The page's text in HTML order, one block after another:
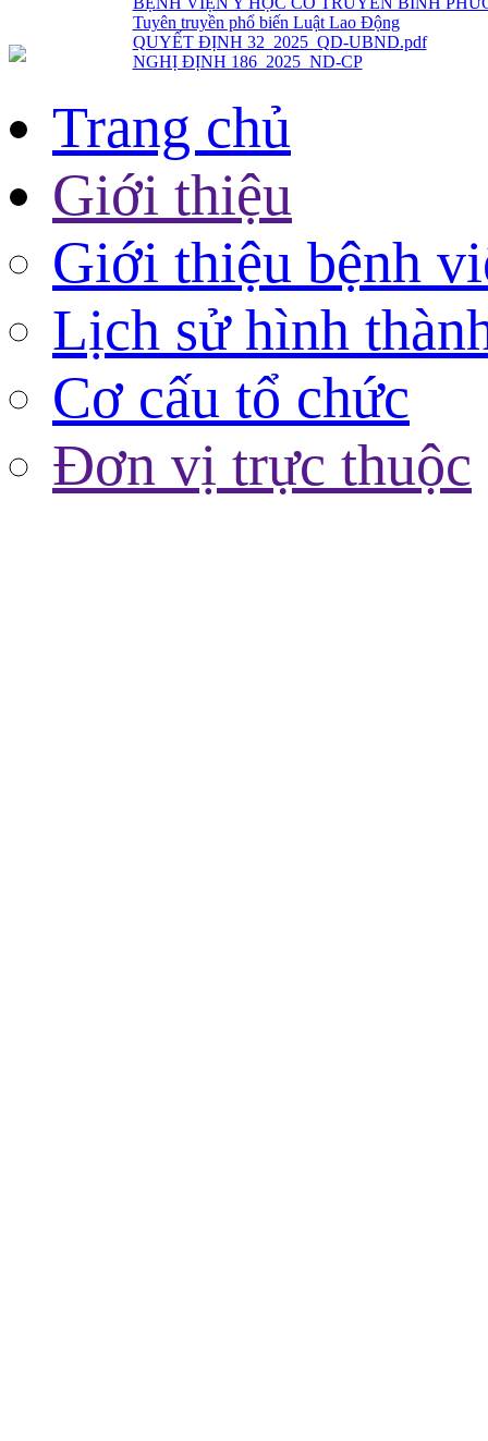
Trang chủ
Giới thiệu
Giới thiệu bệnh
Lịch sử hình
Cơ cấu tổ chức
Đơn vị trực thuộc
NGHỊ ĐỊNH 186_2025_ND-CP